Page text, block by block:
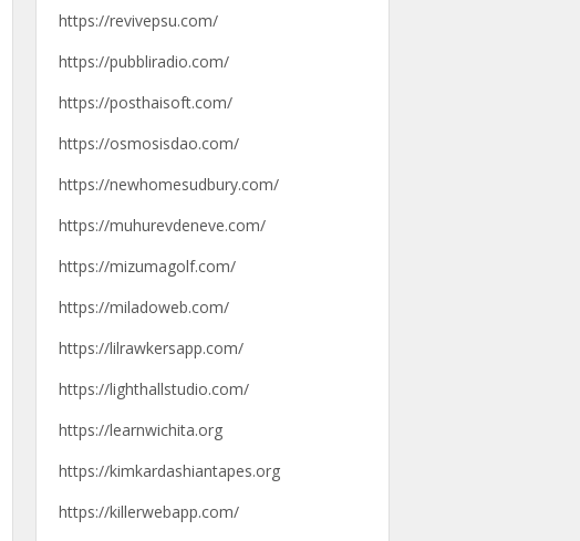
https://revivepsu.com/
https://pubbliradio.com/
https://posthaisoft.com/
https://osmosisdao.com/
https://newhomesudbury.com/
https://muhurevdeneve.com/
https://mizumagolf.com/
https://miladoweb.com/
https://lilrawkersapp.com/
https://lighthallstudio.com/
https://learnwichita.org
https://kimkardashiantapes.org
https://killerwebapp.com/